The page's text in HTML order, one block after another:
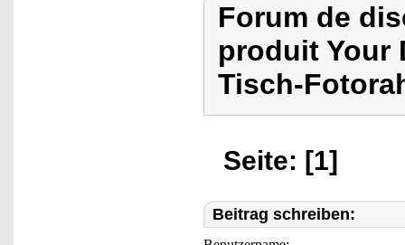
Forum de
produit Your
Tisch-
Seite: [1]
Beitrag schreiben: